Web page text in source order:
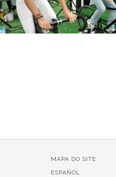
MAPA DO SITE
ESPAÑOL